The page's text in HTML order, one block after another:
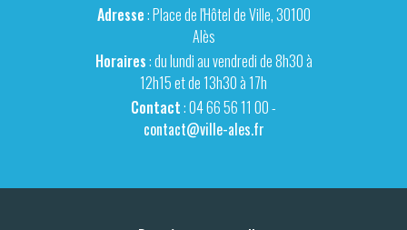
Adresse: Place de l'Hôtel de Ville, 30100
Alès
Horaires: du lundi au vendredi de 8h30 à
12h15 et de 13h30 à 17h
Contact: 04 66 56 11 00 -
contact@ville-ales.fr